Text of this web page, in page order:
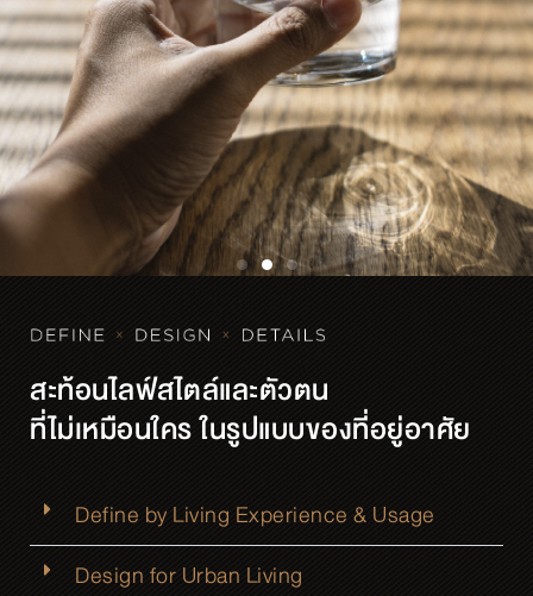
สะท้อนไลฟ์สไตล์และตัวตน
ที่ไม่เหมือนใคร ในรูปแบบของที่อยู่อาศัย
Define by Living Experience & Usage
Design for Urban Living